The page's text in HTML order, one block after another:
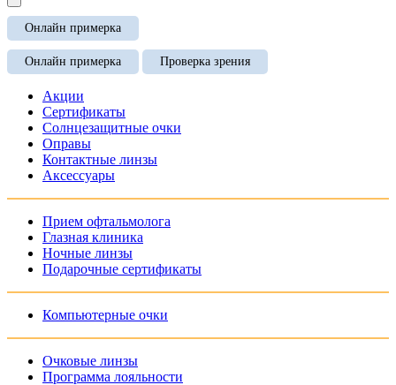
Онлайн примерка
Онлайн примерка Проверка зрения
Акции
Сертификаты
Солнцезащитные очки
Оправы
Контактные линзы
Аксессуары
Прием офтальмолога
Глазная клиника
Ночные линзы
Подарочные сертификаты
Компьютерные очки
Очковые линзы
Программа лояльности